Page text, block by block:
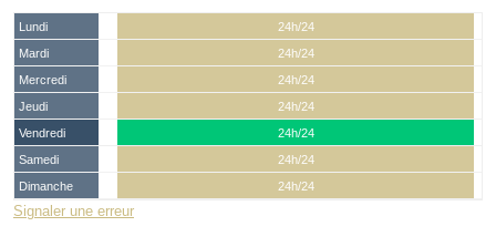
Lundi
24h/24
Mardi
24h/24
Mercredi
24h/24
Jeudi
24h/24
Vendredi
24h/24
Samedi
24h/24
Dimanche
24h/24
Signaler une erreur